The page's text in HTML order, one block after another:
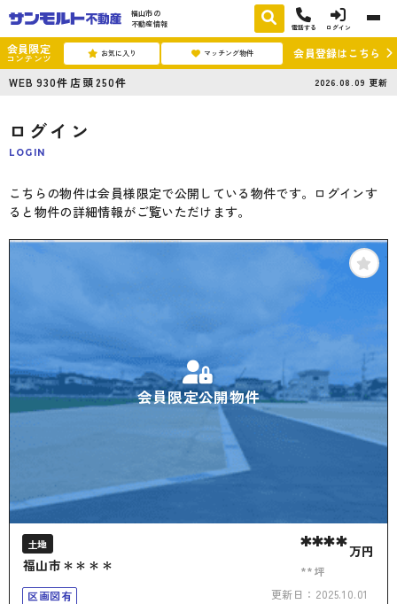
福山市の
不動産情報
電話する ログイン
会員限定
コンテンツ お気に入り マッチング物件
会員登録はこちら
WEB 930件 店頭250件 2026.08.09 更新
ログイン
LOGIN
こちらの物件は会員様限定で公開している物件です。ログインす
ると物件の詳細情報がご覧いただけます。
会員限定公開物件
土地
福山市＊＊＊＊
****万円
**坪
区画図有
更新日： 2025.10.01